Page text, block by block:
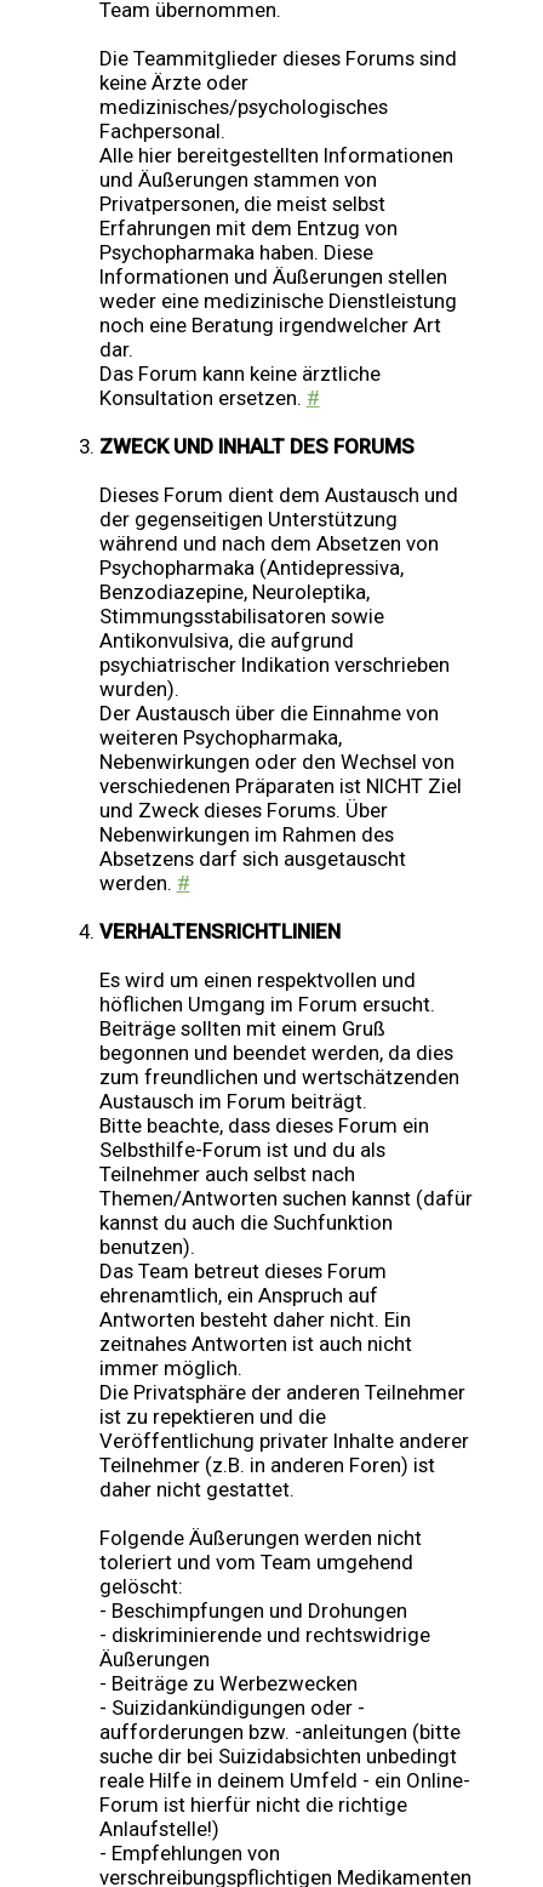
Team übernommen.
Die Teammitglieder dieses Forums sind
keine Ärzte oder
medizinisches/psychologisches
Fachpersonal.
Alle hier bereitgestellten Informationen
und Äußerungen stammen von
Privatpersonen, die meist selbst
Erfahrungen mit dem Entzug von
Psychopharmaka haben. Diese
Informationen und Äußerungen stellen
weder eine medizinische Dienstleistung
noch eine Beratung irgendwelcher Art
dar.
Das Forum kann keine ärztliche
Konsultation ersetzen. #
ZWECK UND INHALT DES FORUMS
Dieses Forum dient dem Austausch und
der gegenseitigen Unterstützung
während und nach dem Absetzen von
Psychopharmaka (Antidepressiva,
Benzodiazepine, Neuroleptika,
Stimmungsstabilisatoren sowie
Antikonvulsiva, die aufgrund
psychiatrischer Indikation verschrieben
wurden).
Der Austausch über die Einnahme von
weiteren Psychopharmaka,
Nebenwirkungen oder den Wechsel von
verschiedenen Präparaten ist NICHT Ziel
und Zweck dieses Forums. Über
Nebenwirkungen im Rahmen des
Absetzens darf sich ausgetauscht
werden. #
VERHALTENSRICHTLINIEN
Es wird um einen respektvollen und
höflichen Umgang im Forum ersucht.
Beiträge sollten mit einem Gruß
begonnen und beendet werden, da dies
zum freundlichen und wertschätzenden
Austausch im Forum beiträgt.
Bitte beachte, dass dieses Forum ein
Selbsthilfe-Forum ist und du als
Teilnehmer auch selbst nach
Themen/Antworten suchen kannst (dafür
kannst du auch die Suchfunktion
benutzen).
Das Team betreut dieses Forum
ehrenamtlich, ein Anspruch auf
Antworten besteht daher nicht. Ein
zeitnahes Antworten ist auch nicht
immer möglich.
Die Privatsphäre der anderen Teilnehmer
ist zu repektieren und die
Veröffentlichung privater Inhalte anderer
Teilnehmer (z.B. in anderen Foren) ist
daher nicht gestattet.
Folgende Äußerungen werden nicht
toleriert und vom Team umgehend
gelöscht:
- Beschimpfungen und Drohungen
- diskriminierende und rechtswidrige
Äußerungen
- Beiträge zu Werbezwecken
- Suizidankündigungen oder -
aufforderungen bzw. -anleitungen (bitte
suche dir bei Suizidabsichten unbedingt
reale Hilfe in deinem Umfeld - ein Online-
Forum ist hierfür nicht die richtige
Anlaufstelle!)
- Empfehlungen von
verschreibungspflichtigen Medikamenten